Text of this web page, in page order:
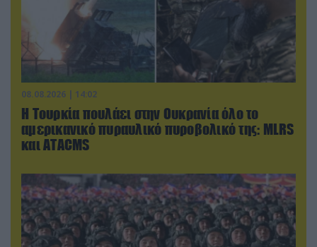
08.08.2026 | 14:02
Η Τουρκία πουλάει στην Ουκρανία όλο το
αμερικανικό πυραυλικό πυροβολικό της: MLRS
και ΑΤΑCMS